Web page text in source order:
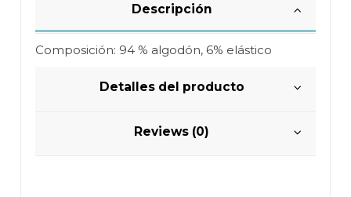
Descripción
Composición: 94 % algodón, 6% elástico
Detalles del producto
Reviews (0)